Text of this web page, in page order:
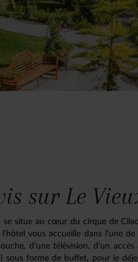
sur Le
se situe au cœur du cirque de
vous accueille dans l’une
d’une télévision, d’un
sous forme de buffet, pour le